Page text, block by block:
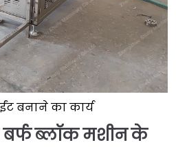
बनाने का कार्य
बर्फ ब्लॉक मशीन के